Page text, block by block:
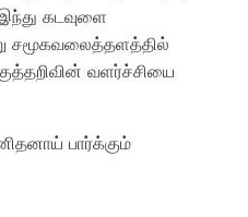
கடவுளை
சமூகவலைத்தளத்தில்
வளர்ச்சியை
பார்க்கும்